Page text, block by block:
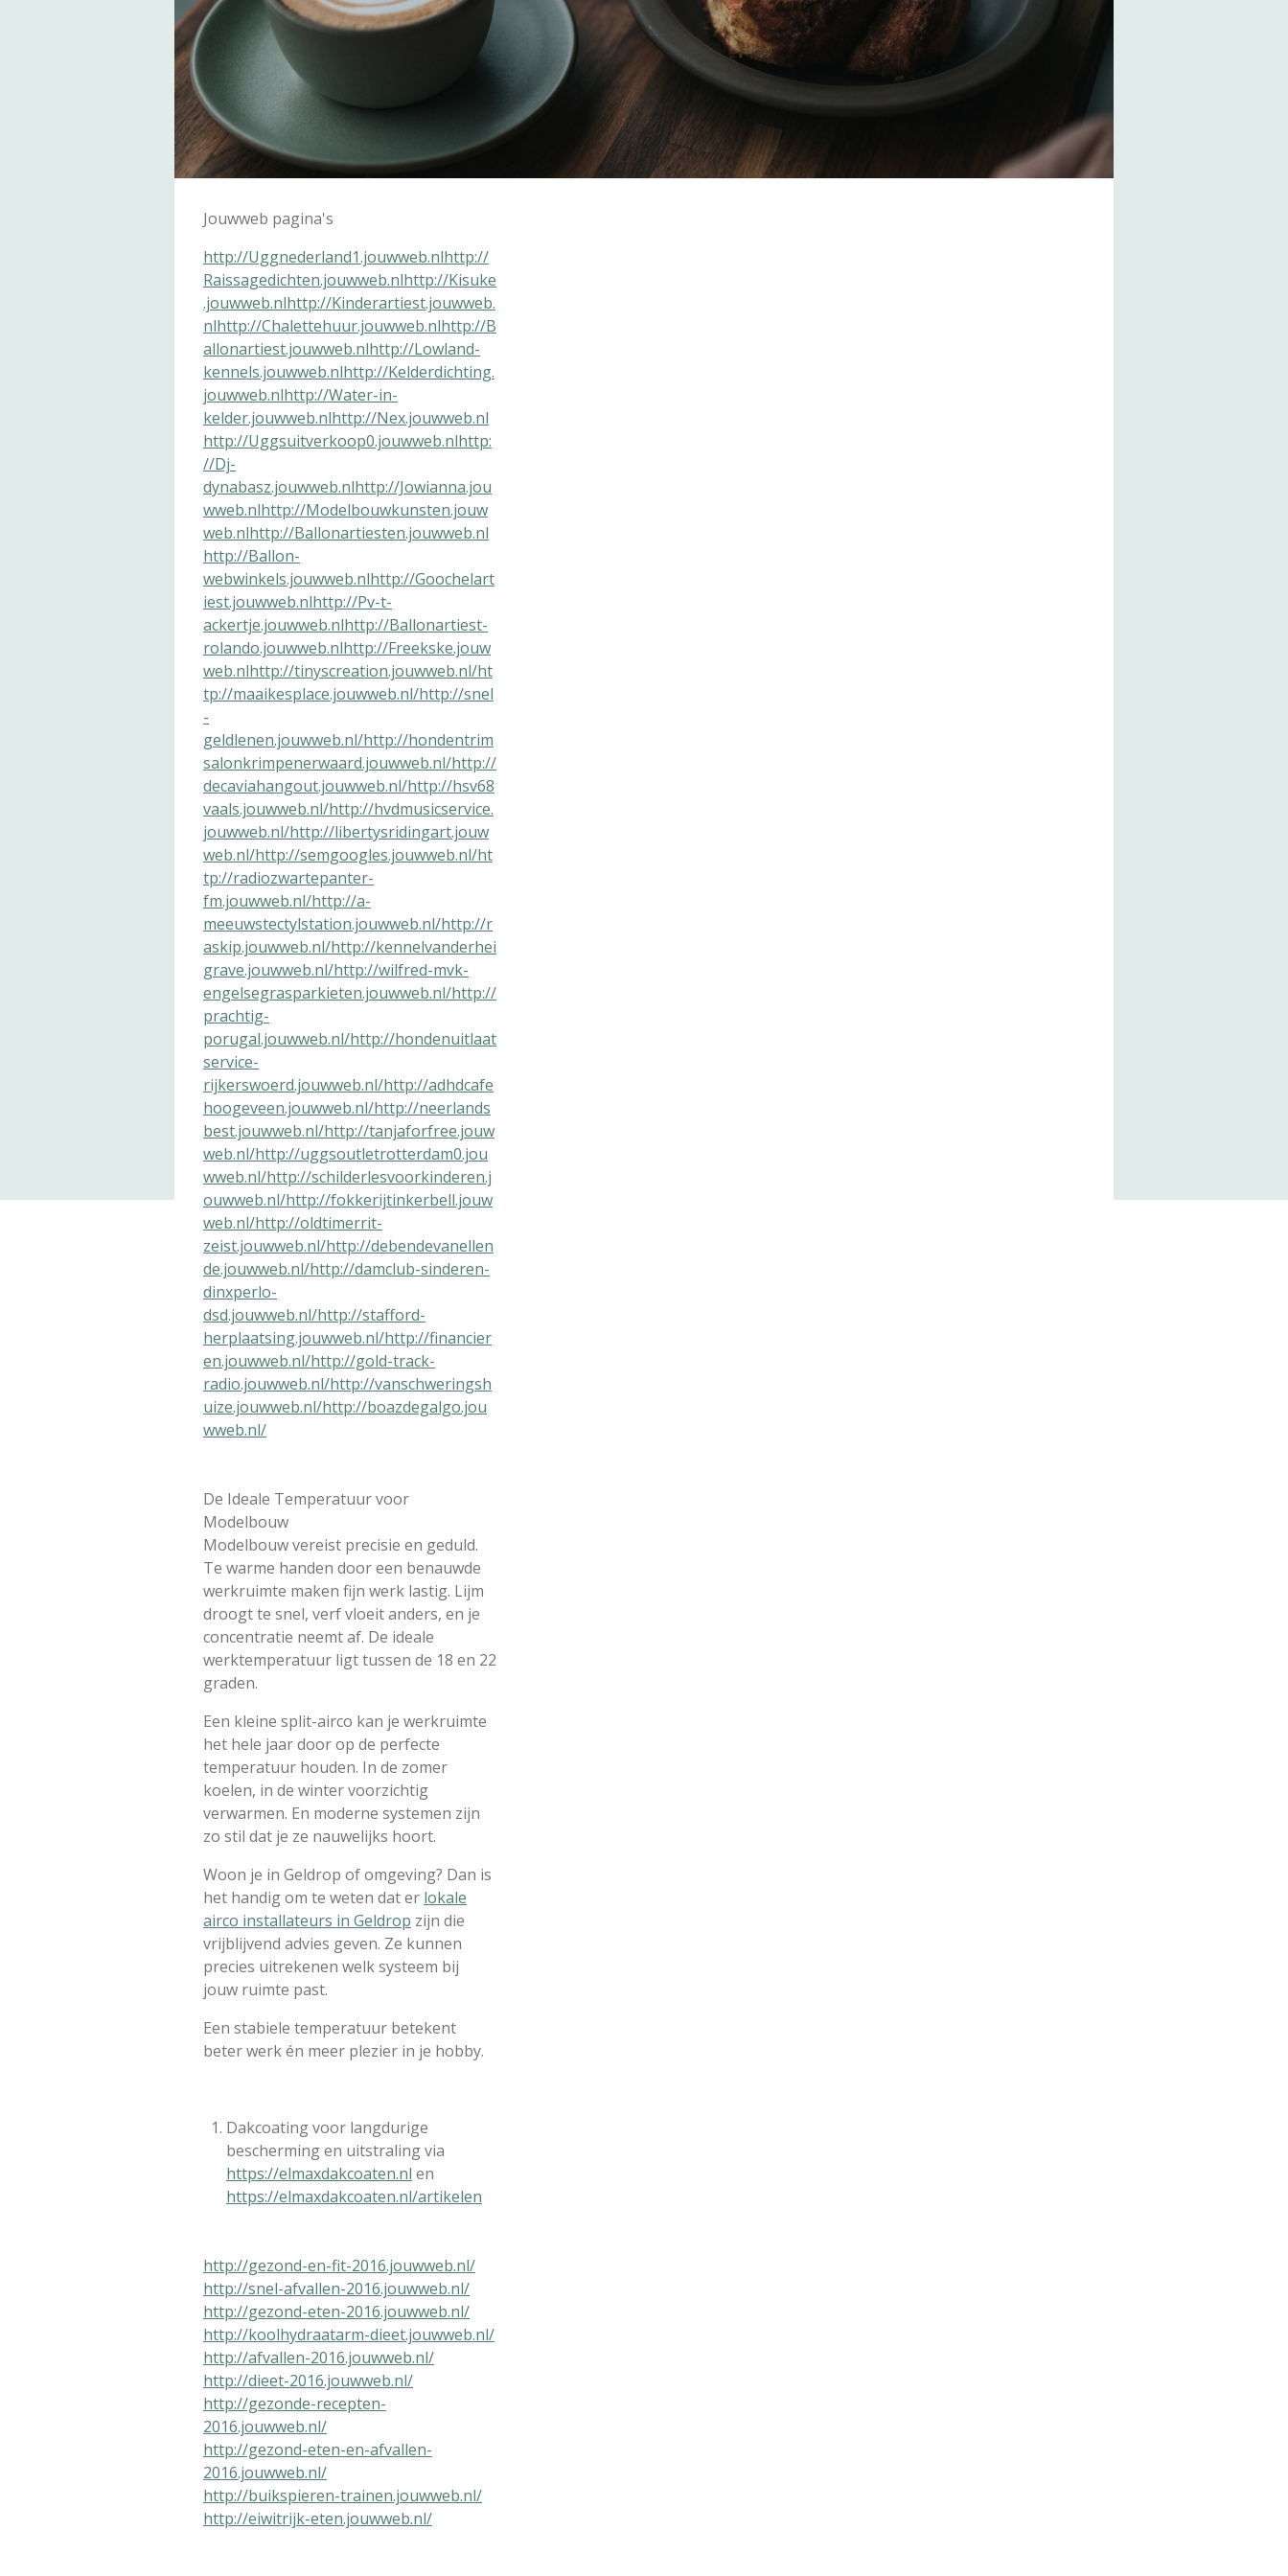
Jouwweb pagina's
http://Uggnederland1.jouwweb.nlhttp://
Raissagedichten.jouwweb.nlhttp://Kisuke
.jouwweb.nlhttp://Kinderartiest.jouwweb.
nlhttp://Chalettehuur.jouwweb.nlhttp://B
allonartiest.jouwweb.nlhttp://Lowland-
kennels.jouwweb.nlhttp://Kelderdichting.
jouwweb.nlhttp://Water-in-
kelder.jouwweb.nlhttp://Nex.jouwweb.nl
http://Uggsuitverkoop0.jouwweb.nlhttp:
//Dj-
dynabasz.jouwweb.nlhttp://Jowianna.jou
wweb.nlhttp://Modelbouwkunsten.jouw
web.nlhttp://Ballonartiesten.jouwweb.nl
http://Ballon-
webwinkels.jouwweb.nlhttp://Goochelart
iest.jouwweb.nlhttp://Pv-t-
ackertje.jouwweb.nlhttp://Ballonartiest-
rolando.jouwweb.nlhttp://Freekske.jouw
web.nlhttp://tinyscreation.jouwweb.nl/ht
tp://maaikesplace.jouwweb.nl/http://snel
-
geldlenen.jouwweb.nl/http://hondentrim
salonkrimpenerwaard.jouwweb.nl/http://
decaviahangout.jouwweb.nl/http://hsv68
vaals.jouwweb.nl/http://hvdmusicservice.
jouwweb.nl/http://libertysridingart.jouw
web.nl/http://semgoogles.jouwweb.nl/ht
tp://radiozwartepanter-
fm.jouwweb.nl/http://a-
meeuwstectylstation.jouwweb.nl/http://r
askip.jouwweb.nl/http://kennelvanderhei
grave.jouwweb.nl/http://wilfred-mvk-
engelsegrasparkieten.jouwweb.nl/http://
prachtig-
porugal.jouwweb.nl/http://hondenuitlaat
service-
rijkerswoerd.jouwweb.nl/http://adhdcafe
hoogeveen.jouwweb.nl/http://neerlands
best.jouwweb.nl/http://tanjaforfree.jouw
web.nl/http://uggsoutletrotterdam0.jou
wweb.nl/http://schilderlesvoorkinderen.j
ouwweb.nl/http://fokkerijtinkerbell.jouw
web.nl/http://oldtimerrit-
zeist.jouwweb.nl/http://debendevanellen
de.jouwweb.nl/http://damclub-sinderen-
dinxperlo-
dsd.jouwweb.nl/http://stafford-
herplaatsing.jouwweb.nl/http://financier
en.jouwweb.nl/http://gold-track-
radio.jouwweb.nl/http://vanschweringsh
uize.jouwweb.nl/http://boazdegalgo.jou
wweb.nl/
De Ideale Temperatuur voor
Modelbouw
Modelbouw vereist precisie en geduld.
Te warme handen door een benauwde
werkruimte maken fijn werk lastig. Lijm
droogt te snel, verf vloeit anders, en je
concentratie neemt af. De ideale
werktemperatuur ligt tussen de 18 en 22
graden.
Een kleine split-airco kan je werkruimte
het hele jaar door op de perfecte
temperatuur houden. In de zomer
koelen, in de winter voorzichtig
verwarmen. En moderne systemen zijn
zo stil dat je ze nauwelijks hoort.
Woon je in Geldrop of omgeving? Dan is
het handig om te weten dat er lokale
airco installateurs in Geldrop zijn die
vrijblijvend advies geven. Ze kunnen
precies uitrekenen welk systeem bij
jouw ruimte past.
Een stabiele temperatuur betekent
beter werk én meer plezier in je hobby.
Dakcoating voor langdurige
bescherming en uitstraling via
https://elmaxdakcoaten.nl en
https://elmaxdakcoaten.nl/artikelen
http://gezond-en-fit-2016.jouwweb.nl/
http://snel-afvallen-2016.jouwweb.nl/
http://gezond-eten-2016.jouwweb.nl/
http://koolhydraatarm-dieet.jouwweb.nl/
http://afvallen-2016.jouwweb.nl/
http://dieet-2016.jouwweb.nl/
http://gezonde-recepten-
2016.jouwweb.nl/
http://gezond-eten-en-afvallen-
2016.jouwweb.nl/
http://buikspieren-trainen.jouwweb.nl/
http://eiwitrijk-eten.jouwweb.nl/